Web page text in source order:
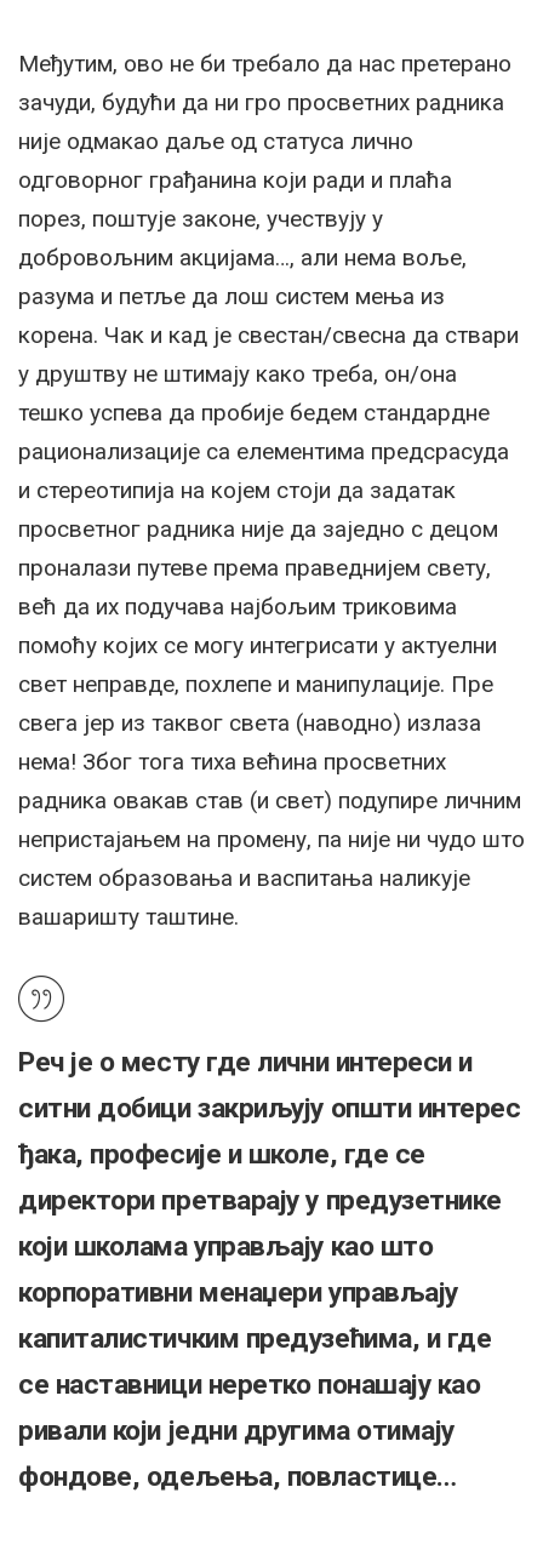
Међутим, ово не би требало да нас претерано
зачуди, будући да ни гро просветних радника
није одмакао даље од статуса лично
одговорног грађанина који ради и плаћа
порез, поштује законе, учествују у
добровољним акцијама…, али нема воље,
разума и петље да лош систем мења из
корена. Чак и кад је свестан/свесна да ствари
у друштву не штимају како треба, он/она
тешко успева да пробије бедем стандардне
рационализације са елементима предсрасуда
и стереотипија на којем стоји да задатак
просветног радника није да заједно с децом
проналази путеве према праведнијем свету,
већ да их подучава најбољим триковима
помоћу којих се могу интегрисати у актуелни
свет неправде, похлепе и манипулације. Пре
свега јер из таквог света (наводно) излаза
нема! Због тога тиха већина просветних
радника овакав став (и свет) подупире личним
непристајањем на промену, па није ни чудо што
систем образовања и васпитања наликује
вашаришту таштине.
Реч је о месту где лични интереси и
ситни добици закриљују општи интерес
ђака, професије и школе, где се
директори претварају у предузетнике
који школама управљају као што
корпоративни менаџери управљају
капиталистичким предузећима, и где
се наставници неретко понашају као
ривали који једни другима отимају
фондове, одељења, повластице…